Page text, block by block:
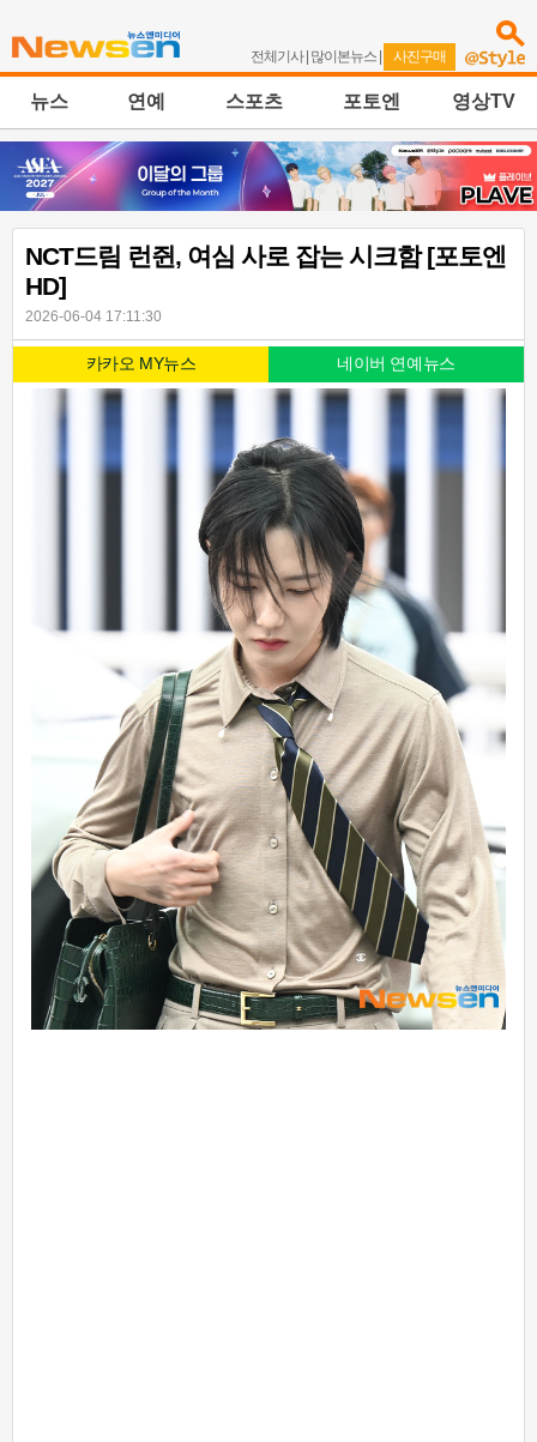
전체기사| 많이본뉴스 | 사진구매
뉴스 연예 스포츠 포토엔 영상TV
NCT드림 런쥔, 여심 사로 잡는 시크함 [포토엔
HD]
2026-06-04 17:11:30
카카오 MY뉴스 네이버 연예뉴스